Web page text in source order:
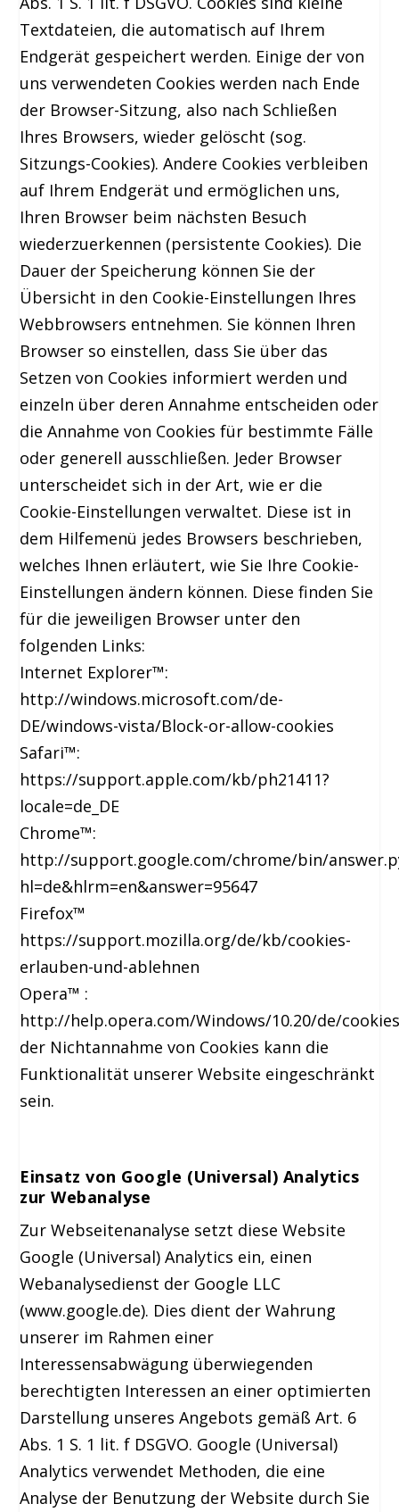
Textdateien, die automatisch auf Ihrem
Endgerät gespeichert werden. Einige der von
uns verwendeten Cookies werden nach Ende
der Browser-Sitzung, also nach Schließen
Ihres Browsers, wieder gelöscht (sog.
Sitzungs-Cookies). Andere Cookies verbleiben
auf Ihrem Endgerät und ermöglichen uns,
Ihren Browser beim nächsten Besuch
wiederzuerkennen (persistente Cookies). Die
Dauer der Speicherung können Sie der
Übersicht in den Cookie-Einstellungen Ihres
Webbrowsers entnehmen. Sie können Ihren
Browser so einstellen, dass Sie über das
Setzen von Cookies informiert werden und
einzeln über deren Annahme entscheiden oder
die Annahme von Cookies für bestimmte Fälle
oder generell ausschließen. Jeder Browser
unterscheidet sich in der Art, wie er die
Cookie-Einstellungen verwaltet. Diese ist in
dem Hilfemenü jedes Browsers beschrieben,
welches Ihnen erläutert, wie Sie Ihre Cookie-
Einstellungen ändern können. Diese finden Sie
für die jeweiligen Browser unter den
folgenden Links:
Internet Explorer™:
http://windows.microsoft.com/de-
DE/windows-vista/Block-or-allow-cookies
Safari™:
https://support.apple.com/kb/ph21411?
locale=de_DE
Chrome™:
http://support.google.com/chrome/bin/
hl=de&hlrm=en&answer=95647
Firefox™
https://support.mozilla.org/de/kb/cookies-
erlauben-und-ablehnen
Opera™ :
http://help.opera.com/Windows/10.20/de/
der Nichtannahme von Cookies kann die
Funktionalität unserer Website eingeschränkt
sein.
Einsatz von Google (Universal) Analytics
zur Webanalyse
Zur Webseitenanalyse setzt diese Website
Google (Universal) Analytics ein, einen
Webanalysedienst der Google LLC
(www.google.de). Dies dient der Wahrung
unserer im Rahmen einer
Interessensabwägung überwiegenden
berechtigten Interessen an einer optimierten
Darstellung unseres Angebots gemäß Art. 6
Abs. 1 S. 1 lit. f DSGVO. Google (Universal)
Analytics verwendet Methoden, die eine
Analyse der Benutzung der Website durch Sie